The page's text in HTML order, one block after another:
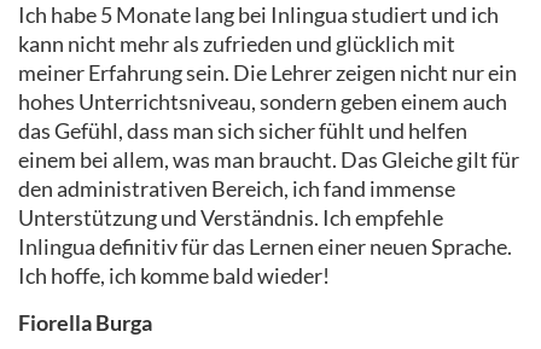
Ich habe 5 Monate lang bei Inlingua studiert und ich
kann nicht mehr als zufrieden und glücklich mit
meiner Erfahrung sein. Die Lehrer zeigen nicht nur ein
hohes Unterrichtsniveau, sondern geben einem auch
das Gefühl, dass man sich sicher fühlt und helfen
einem bei allem, was man braucht. Das Gleiche gilt für
den administrativen Bereich, ich fand immense
Unterstützung und Verständnis. Ich empfehle
Inlingua definitiv für das Lernen einer neuen Sprache.
Ich hoffe, ich komme bald wieder!
Fiorella Burga